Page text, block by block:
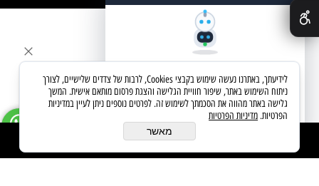
הוסף לסל
שאלו את העוזר החכם
מחפשים מוצר? אני כאן כדי לעזור
בואו נתחיל
לידיעתך, באתרנו נעשה שימוש בקבצי Cookies, לרבות של צדדים שלישיים, לצורך
ניתוח השימוש באתר, שיפור חוויית הגלישה והצגת פרסום מותאם אישית. המשך
גלישה באתר מהווה את הסכמתך לשימוש זה. לפרטים נוספים ניתן לעיין במדיניות
הפרטיות. מדיניות הפרטיות
מאשר